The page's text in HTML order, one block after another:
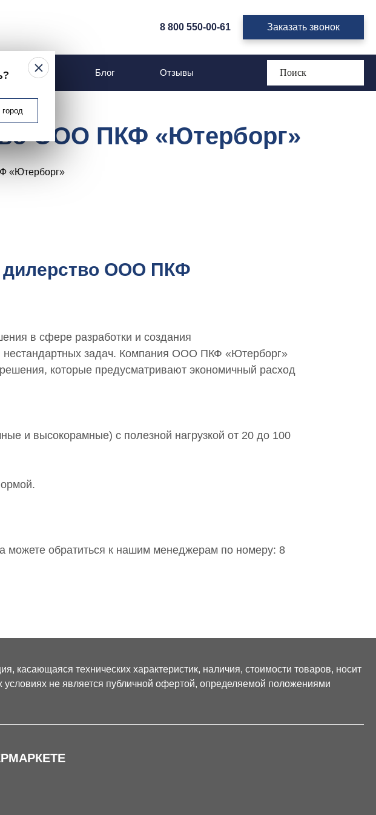
8 800 550-00-61 Заказать звонок
Услуги Блог Отзывы
ООО ПКФ «Ютерборг»
дилерство ООО ПКФ
в сфере разработки и создания
нестандартных задач. Компания ООО ПКФ «Ютерборг»
которые предусматривают экономичный расход
и высокорамные) с полезной нагрузкой от 20 до 100
можете обратиться к нашим менеджерам по номеру: 8
касающаяся технических характеристик, наличия, стоимости товаров, носит
не является публичной офертой, определяемой положениями